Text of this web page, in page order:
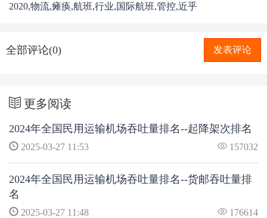
2020,物流,瘫痪,航班,行业,国际航班,管控,近乎
全部评论(0) 发表评论
更多阅读
2024年全国民用运输机场吞吐量排名--起降架次排名
2025-03-27 11:53 157032
2024年全国民用运输机场吞吐量排名--货邮吞吐量排
名
2025-03-27 11:48 176614